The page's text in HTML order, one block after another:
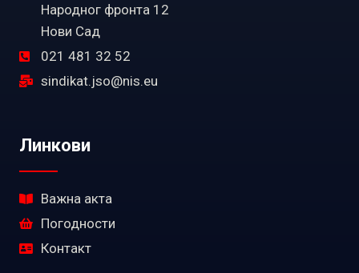
Народног фронта 12
Нови Сад
021 481 32 52
sindikat.jso@nis.eu
Линкови
Важна акта
Погодности
Контакт